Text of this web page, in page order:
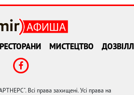
РЕСТОРАНИ МИСТЕЦТВО
Всі права захищені. Усі права на